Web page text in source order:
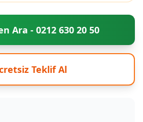
Ara - 0212 630 20 50
Teklif Al